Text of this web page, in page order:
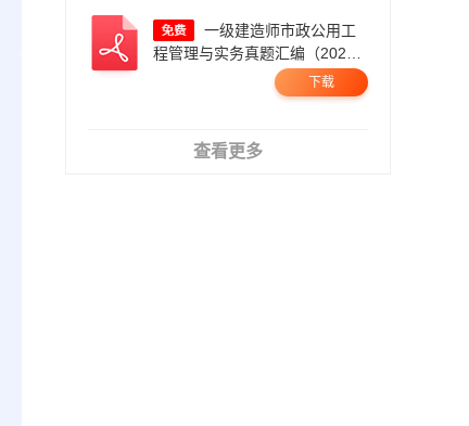
程管理与实务真题汇编（2020-
下载
查看更多